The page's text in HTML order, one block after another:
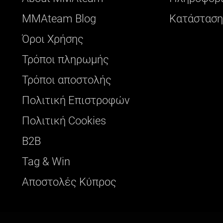
ΜΜΑteam Blog
Όροι Χρήσης
Τρόποι πληρωμής
Τρόποι αποστολής
Πολιτική Επιστροφών
Πολιτική Cookies
B2B
Tag & Win
Αποστολές Κύπρος